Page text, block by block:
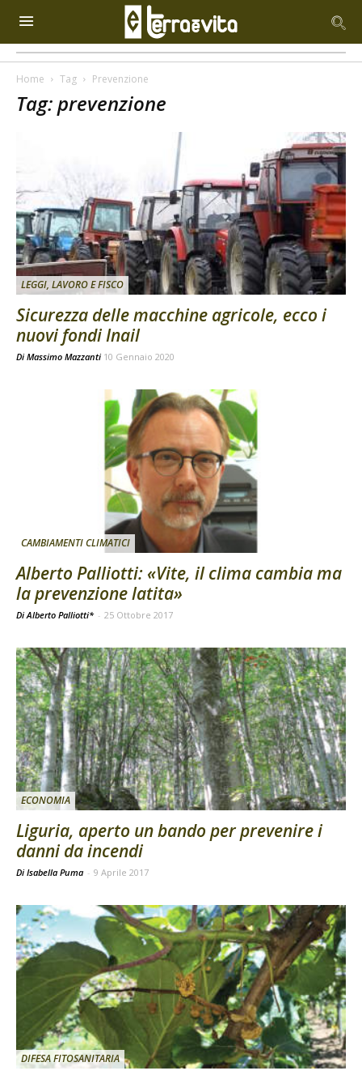
Home Tag Prevenzione
Tag: prevenzione
LEGGI, LAVORO E FISCO
Sicurezza delle macchine agricole, ecco i
nuovi fondi Inail
Di Massimo Mazzanti 10 Gennaio 2020
CAMBIAMENTI CLIMATICI
Alberto Palliotti: «Vite, il clima cambia ma
la prevenzione latita»
Di Alberto Palliotti* - 25 Ottobre 2017
ECONOMIA
Liguria, aperto un bando per prevenire i
danni da incendi
Di Isabella Puma - 9 Aprile 2017
DIFESA FITOSANITARIA